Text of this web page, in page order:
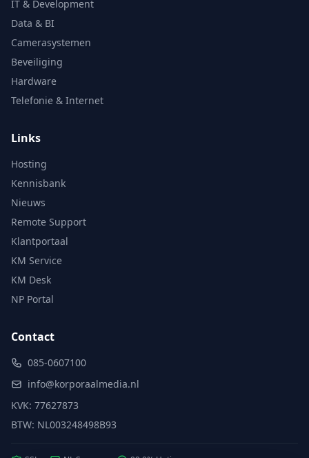
IT & Development
Data & BI
Camerasystemen
Beveiliging
Hardware
Telefonie & Internet
Links
Hosting
Kennisbank
Nieuws
Remote Support
Klantportaal
KM Service
KM Desk
NP Portal
Contact
085-0607100
info@korporaalmedia.nl
KVK: 77627873
BTW: NL003248498B93